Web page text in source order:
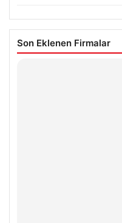
Son Eklenen Firmalar